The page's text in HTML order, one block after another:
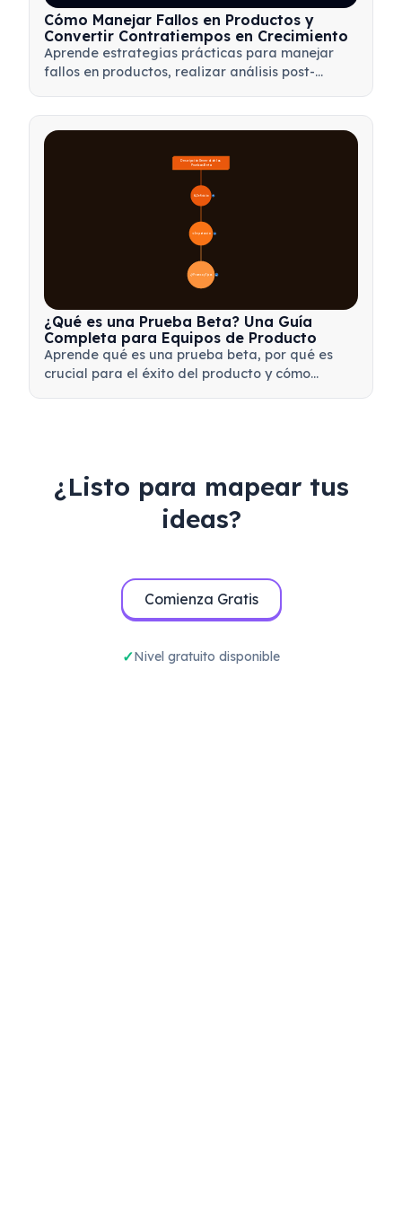
Cómo Manejar Fallos en Productos y
Convertir Contratiempos en Crecimiento
Aprende estrategias prácticas para manejar
fallos en productos, realizar análisis post-
tu equipo.
🔍 Definición 4
🎯 Importancia 7
📋 Proceso y Tipos 20
Descripción General de las
Pruebas Beta
¿Qué es una Prueba Beta? Una Guía
Completa para Equipos de Producto
Aprende qué es una prueba beta, por qué es
crucial para el éxito del producto y cómo
¿Listo para mapear tus
ideas?
Comienza Gratis
Nivel gratuito disponible